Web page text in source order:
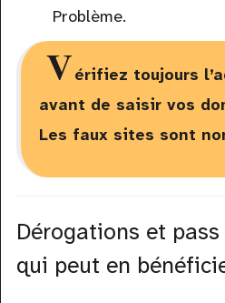
Problème.
Vérifiez toujours
avant de saisir vos
Les faux sites sont
Dérogations et pass
qui peut en